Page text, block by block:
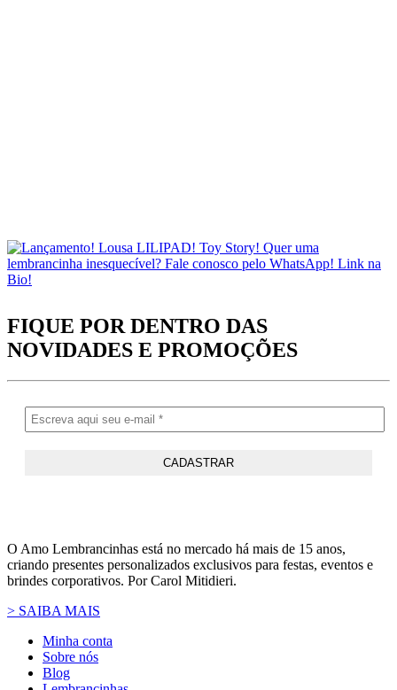
FIQUE POR DENTRO DAS
NOVIDADES E PROMOÇÕES
O Amo Lembrancinhas está no mercado há mais de 15 anos,
criando presentes personalizados exclusivos para festas, eventos e
brindes corporativos. Por Carol Mitidieri.
> SAIBA MAIS
Minha conta
Sobre nós
Blog